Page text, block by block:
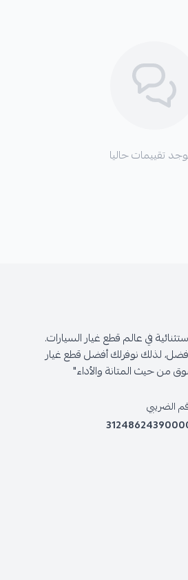
احتمالية ارتفاع درجة حرارة
يؤثر على أدائها.
تقييمات حاليا
في عالم قطع غيار السيارات.
لذلك نوفرلك أفضل قطع غيار
من حيث المتانة والأداء"
الضريبي